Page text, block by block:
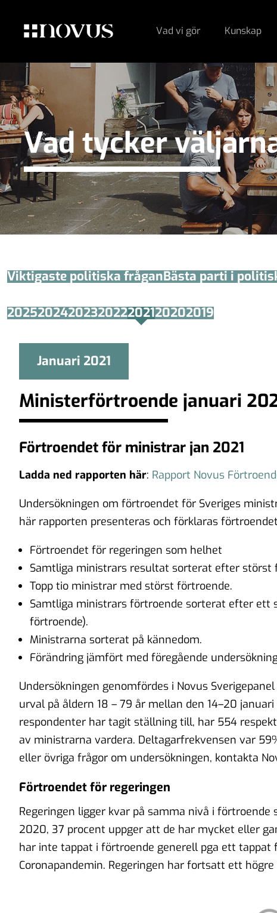
Vad vi gör Kunskap
Vad tycker
Viktigaste politiska fråganBästa parti i
2025202420232022202120202019
Januari 2021
Ministerförtroende januari
Förtroendet för ministrar jan 2021
Ladda ned rapporten här: Rapport Novus
Undersökningen om förtroendet för Sveriges
här rapporten presenteras och förklaras
Förtroendet för regeringen som helhet
Samtliga ministrars resultat sorterat efter störst
Topp tio ministrar med störst förtroende.
Samtliga ministrars förtroende sorterat efter
förtroende).
Ministrarna sorterat på kännedom.
Förändring jämfört med föregående
Undersökningen genomfördes i Novus
urval på åldern 18 – 79 år mellan den 14–20
respondenter har tagit ställning till, har 554
av ministrarna vardera. Deltagarfrekvensen var
eller övriga frågor om undersökningen, kontakta
Förtroendet för regeringen
Regeringen ligger kvar på samma nivå i
2020, 37 procent uppger att de har mycket eller
har inte tappat i förtroende generell pga ett
Coronapandemin. Regeringen har fortsatt ett